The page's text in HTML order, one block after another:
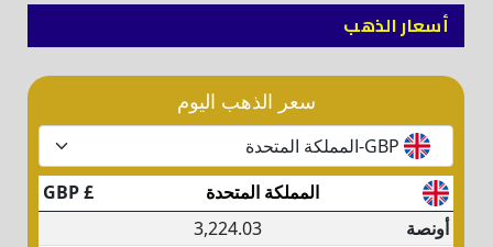
أسعار الذهب